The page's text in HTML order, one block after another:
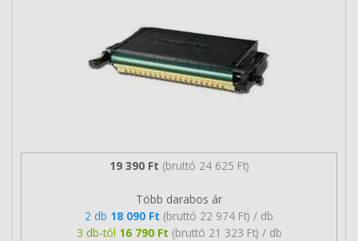
19 390 Ft (bruttó 24 625 Ft)
Több darabos ár
2 db 18 090 Ft (bruttó 22 974 Ft) / db
3 db-tól 16 790 Ft (bruttó 21 323 Ft) / db